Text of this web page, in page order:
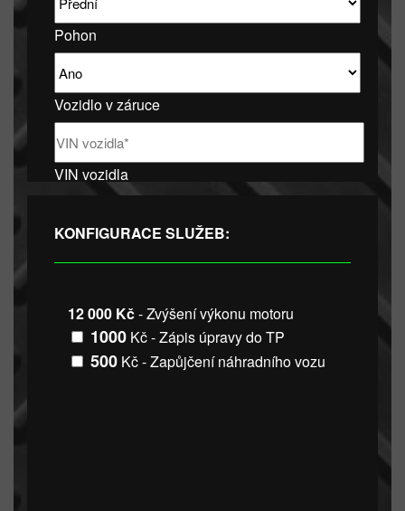
Pohon
Vozidlo v záruce
VIN vozidla
KONFIGURACE SLUŽEB:
12 000 Kč- Zvýšení výkonu motoru
1000 Kč - Zápis úpravy do TP
500 Kč - Zapůjčení náhradního vozu